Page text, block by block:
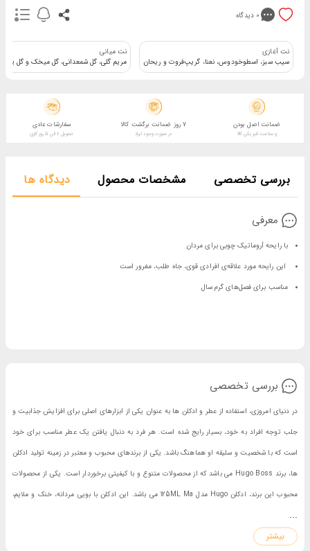
0 دیدگاه
نت آغازی
سیب سبز، اسطوخودوس، نعنا، گریپ‌فروت و ریحان
نت میانی
مریم گلی، گل شمعدانی، گل میخک و گل
ضمانت اصل بودن
و سلامت فیزیکی کالا
7 روز ضمانت برگشت کالا
در صورت وجود ایراد
سفارشات عادی
تحویل 2 الی 5 روز کاری
بررسی تخصصی مشخصات محصول دیدگاه ها
معرفی
با رایحه‌ آروماتیک چوبی برای مردان
این رایحه مورد علاقه‌ی افرادی قوی، جاه طلب، مغرور است
مناسب برای فصل‌های گرم سال
بررسی تخصصی
در دنیای امروزی، استفاده از عطر و ادکلن ها به عنوان یکی از ابزارهای اصلی برای افزایش جذابیت و
جلب توجه افراد به خود، بسیار رایج شده است. هر فرد به دنبال یافتن یک عطر مناسب برای خود
است که با شخصیت و سلیقه او هماهنگ باشد. یکی از برندهای محبوب و معتبر در زمینه تولید ادکلن
ها، برند Hugo Boss می باشد که از محصولات متنوع و با کیفیتی برخوردار است. یکی از محصولات
محبوب این برند، ادکلن Hugo مدل 125ML Ma می باشد. این ادکلن با بویی مردانه، خنک و ملایم،
برای استفاده در روزهای گرم تابستان بسیار مناسب است. بطری زیبا و شیک این ادکلن نیز نشان از
کیفیت و زیبایی آن دارد. با ترکیبی از رایحه های ترش و تلخ از نت های لیمو و انگور فرنگی، این
...
بیشتر